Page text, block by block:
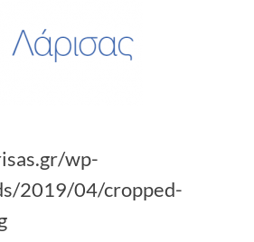
wp-
2019/04/cropped-